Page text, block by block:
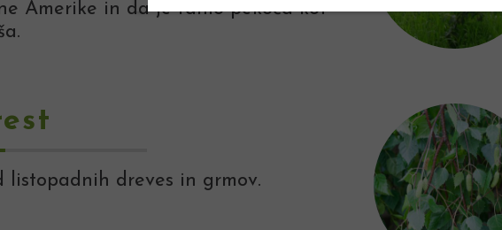
Amerike in da je rahlo pekoča kot
listopadnih dreves in grmov.